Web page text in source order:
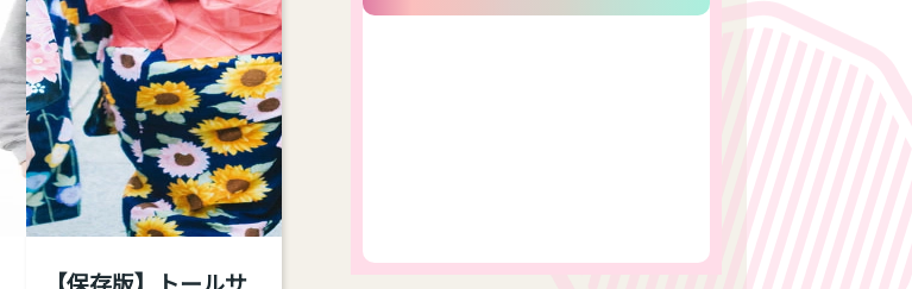
ーは包括的な意味をもつ
表現 トランスジェンダー
とは、何らかの形で性別
移行をする者すべてを包
摂する用語であり、その
中での多様性は多岐にわ
たります。 一方、GID学
【保存版】トールサ